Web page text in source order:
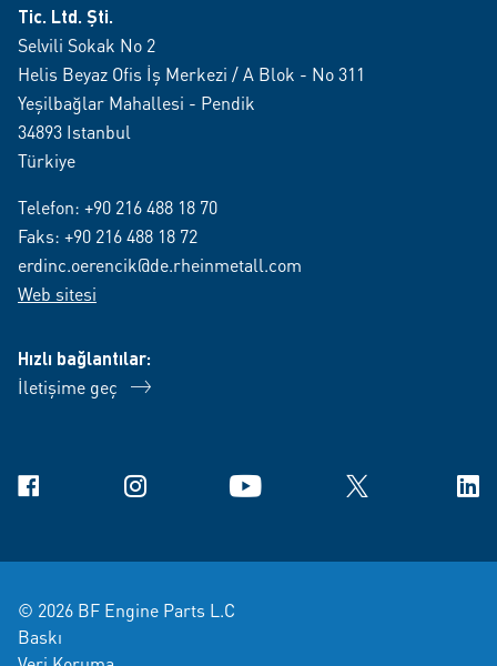
Tic. Ltd. Şti.
Selvili Sokak No 2
Helis Beyaz Ofis İş Merkezi / A Blok - No 311
Yeşilbağlar Mahallesi - Pendik
34893 Istanbul
Türkiye
Telefon: +90 216 488 18 70
Faks: +90 216 488 18 72
erdinc.oerencik@de.rheinmetall.com
Web sitesi
Hızlı bağlantılar:
İletişime geç
Facebook Instagram YouTube X
© 2026 BF Engine Parts L.C
Baskı